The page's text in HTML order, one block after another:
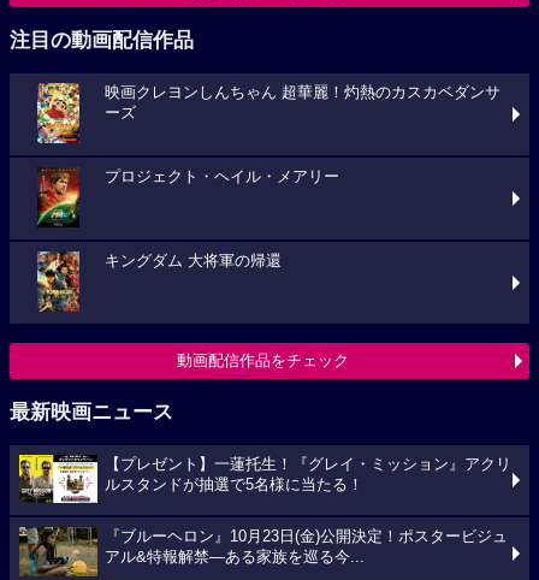
注目の動画配信作品
映画クレヨンしんちゃん 超華麗！灼熱のカスカベダンサ
ーズ
プロジェクト・ヘイル・メアリー
キングダム 大将軍の帰還
動画配信作品をチェック
最新映画ニュース
【プレゼント】一蓮托生！『グレイ・ミッション』アクリ
ルスタンドが抽選で5名様に当たる！
『ブルーヘロン』10月23日(金)公開決定！ポスタービジュ
アル&特報解禁―ある家族を巡る今...